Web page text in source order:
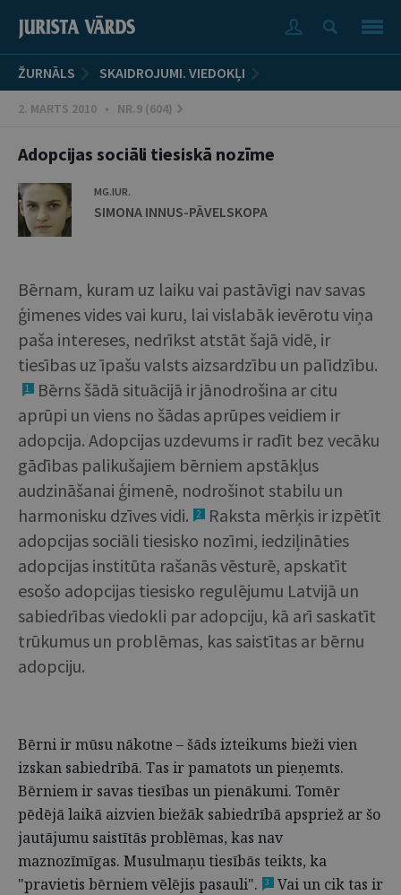
ŽURNĀLS SKAIDROJUMI. VIEDOKĻI
2. MARTS 2010 • NR.9 (604)
Adopcijas sociāli tiesiskā nozīme
MG.IUR.
SIMONA INNUS-PĀVELSKOPA
Bērnam, kuram uz laiku vai pastāvīgi nav savas
ģimenes vides vai kuru, lai vislabāk ievērotu viņa
paša intereses, nedrīkst atstāt šajā vidē, ir
tiesības uz īpašu valsts aizsardzību un palīdzību.
1
Bērns šādā situācijā ir jānodrošina ar citu
aprūpi un viens no šādas aprūpes veidiem ir
adopcija. Adopcijas uzdevums ir radīt bez vecāku
gādības palikušajiem bērniem apstākļus
audzināšanai ģimenē, nodrošinot stabilu un
harmonisku dzīves vidi.
2
Raksta mērķis ir izpētīt
adopcijas sociāli tiesisko nozīmi, iedziļināties
adopcijas institūta rašanās vēsturē, apskatīt
esošo adopcijas tiesisko regulējumu Latvijā un
sabiedrības viedokli par adopciju, kā arī saskatīt
trūkumus un problēmas, kas saistītas ar bērnu
adopciju.
Bērni ir mūsu nākotne – šāds izteikums bieži vien
izskan sabiedrībā. Tas ir pamatots un pieņemts.
Bērniem ir savas tiesības un pienākumi. Tomēr
pēdējā laikā aizvien biežāk sabiedrībā apspriež ar šo
jautājumu saistītās problēmas, kas nav
maznozīmīgas. Musulmaņu tiesībās teikts, ka
"pravietis bērniem vēlējis pasauli".
3
Vai un cik tas ir